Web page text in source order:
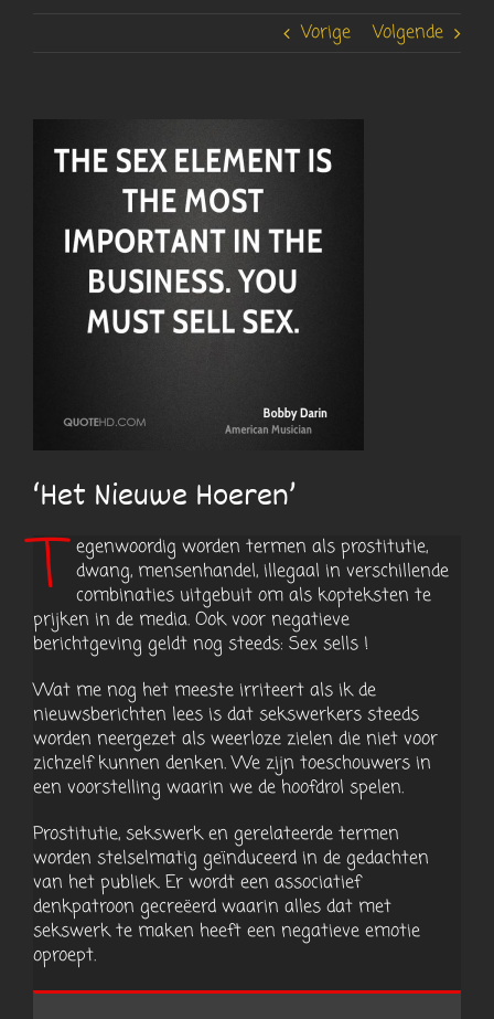
Vorige Volgende
grotere
afbeelding
‘Het Nieuwe Hoeren’
T egenwoordig worden termen als prostitutie,
dwang, mensenhandel, illegaal in verschillende
combinaties uitgebuit om als kopteksten te
prijken in de media. Ook voor negatieve
berichtgeving geldt nog steeds: Sex sells !
Wat me nog het meeste irriteert als ik de
nieuwsberichten lees is dat sekswerkers steeds
worden neergezet als weerloze zielen die niet voor
zichzelf kunnen denken. We zijn toeschouwers in
een voorstelling waarin we de hoofdrol spelen.
Prostitutie, sekswerk en gerelateerde termen
worden stelselmatig geïnduceerd in de gedachten
van het publiek. Er wordt een associatief
denkpatroon gecreëerd waarin alles dat met
sekswerk te maken heeft een negatieve emotie
oproept.